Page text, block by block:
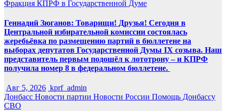
Фракция КПРФ в Государственной Думе
Геннадий Зюганов: Товарищи! Друзья! Сегодня в
Центральной избирательной комиссии состоялась
жеребьёвка по размещению партий в бюллетене на
выборах депутатов Государственной Думы IX созыва. Наш
представитель первым подошёл к лототрону – и КПРФ
получила номер 8 в федеральном бюллетене.
Авг 5, 2026 kprf_admin
Донбасс Новости партии Новости России Помощь Донбассу
СВО